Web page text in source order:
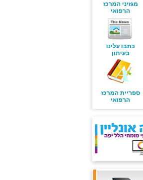
מגזיני המרכז
הרפואי
כתבו עלינו
בעיתון
ספריית המרכז
הרפואי